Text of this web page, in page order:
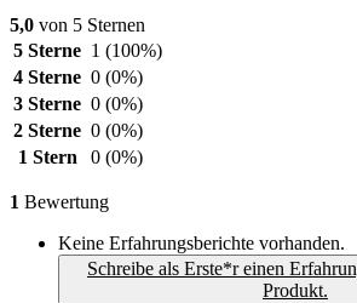
5,0 von 5 Sternen
5 Sterne 1 (100%)
4 Sterne 0 (0%)
3 Sterne 0 (0%)
2 Sterne 0 (0%)
1 Stern
0 (0%)
1 Bewertung
Keine Erfahrungsberichte vorhanden.
Schreibe als Erste*r einen
Produkt.